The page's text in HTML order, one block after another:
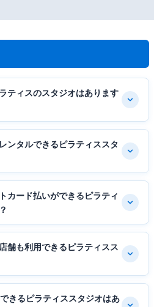
ティスのスタジオはあります
ンタルできるピラティススタ
カード払いができるピラティ
舗も利用できるピラティスス
きるピラティススタジオはあ